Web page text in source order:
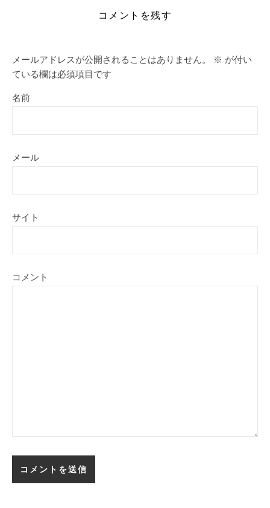
コメントを残す
メールアドレスが公開されることはありません。 ※ が付い
ている欄は必須項目です
名前
メール
サイト
コメント